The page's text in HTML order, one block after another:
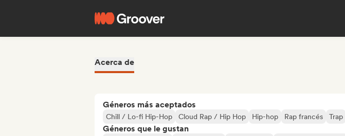
Acerca de
Géneros más aceptados
Chill / Lo-fi Hip-Hop Cloud Rap / Hip Hop Hip-hop Rap francés Trap
Géneros que le gustan